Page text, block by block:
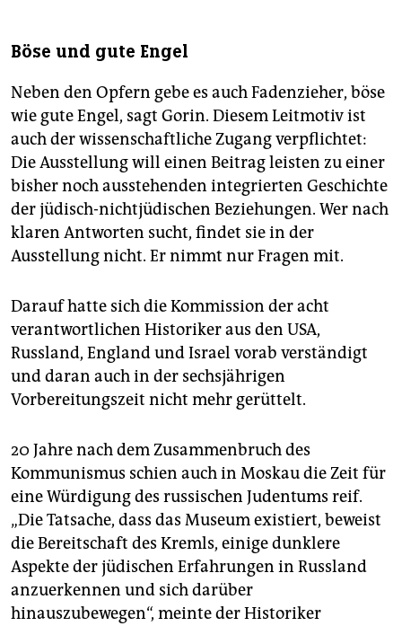
Böse und gute Engel
Neben den Opfern gebe es auch Fadenzieher, böse
wie gute Engel, sagt Gorin. Diesem Leitmotiv ist
auch der wissenschaftliche Zugang verpflichtet:
Die Ausstellung will einen Beitrag leisten zu einer
bisher noch ausstehenden integrierten Geschichte
der jüdisch-nichtjüdischen Beziehungen. Wer nach
klaren Antworten sucht, findet sie in der
Ausstellung nicht. Er nimmt nur Fragen mit.
Darauf hatte sich die Kommission der acht
verantwortlichen Historiker aus den USA,
Russland, England und Israel vorab verständigt
und daran auch in der sechsjährigen
Vorbereitungszeit nicht mehr gerüttelt.
20 Jahre nach dem Zusammenbruch des
Kommunismus schien auch in Moskau die Zeit für
eine Würdigung des russischen Judentums reif.
„Die Tatsache, dass das Museum existiert, beweist
die Bereitschaft des Kremls, einige dunklere
Aspekte der jüdischen Erfahrungen in Russland
anzuerkennen und sich darüber
hinauszubewegen“, meinte der Historiker